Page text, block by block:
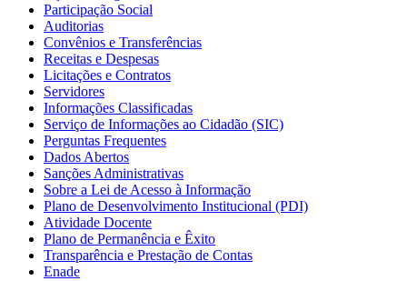
Participação Social
Auditorias
Convênios e Transferências
Receitas e Despesas
Licitações e Contratos
Servidores
Informações Classificadas
Serviço de Informações ao Cidadão (SIC)
Perguntas Frequentes
Dados Abertos
Sanções Administrativas
Sobre a Lei de Acesso à Informação
Plano de Desenvolvimento Institucional (PDI)
Atividade Docente
Plano de Permanência e Êxito
Transparência e Prestação de Contas
Enade